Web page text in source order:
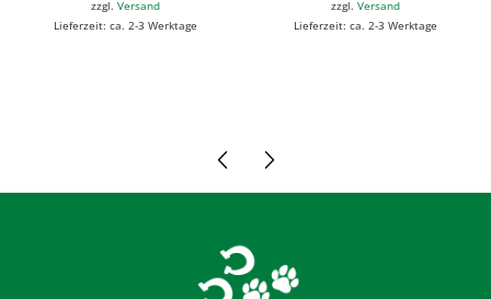
zzgl. Versand
Lieferzeit: ca. 2-3 Werktage
zzgl. Versand
Lieferzeit: ca. 2-3 Werktage